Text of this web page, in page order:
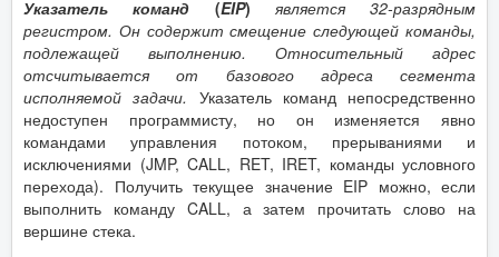
Указатель команд (EIP) является 32-разрядным
регистром. Он содержит смещение следующей команды,
подлежащей выполнению. Относительный адрес
отсчитывается от базового адреса сегмента
исполняемой задачи. Указатель команд непосредственно
недоступен программисту, но он изменяется явно
командами управления потоком, прерываниями и
исключениями (JMP, CALL, RET, IRET, команды условного
перехода). Получить текущее значение EIP можно, если
выполнить команду CALL, а затем прочитать слово на
вершине стека.